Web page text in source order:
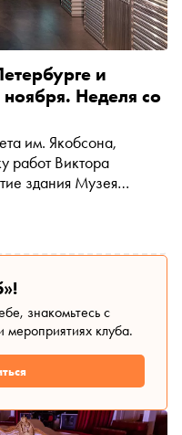
и
Неделя со
им. Якобсона,
работ Виктора
здания Музея
знакомьтесь с
клуба.